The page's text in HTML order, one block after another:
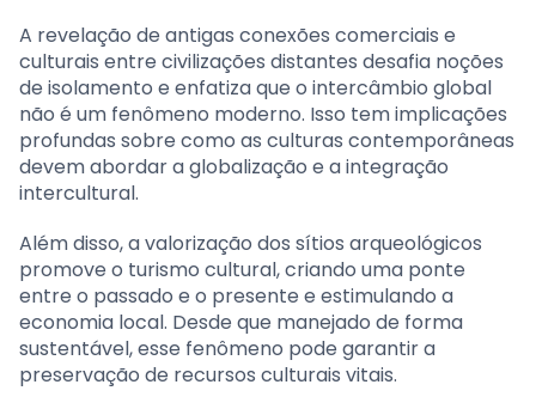
A revelação de antigas conexões comerciais e
culturais entre civilizações distantes desafia noções
de isolamento e enfatiza que o intercâmbio global
não é um fenômeno moderno. Isso tem implicações
profundas sobre como as culturas contemporâneas
devem abordar a globalização e a integração
intercultural.
Além disso, a valorização dos sítios arqueológicos
promove o turismo cultural, criando uma ponte
entre o passado e o presente e estimulando a
economia local. Desde que manejado de forma
sustentável, esse fenômeno pode garantir a
preservação de recursos culturais vitais.